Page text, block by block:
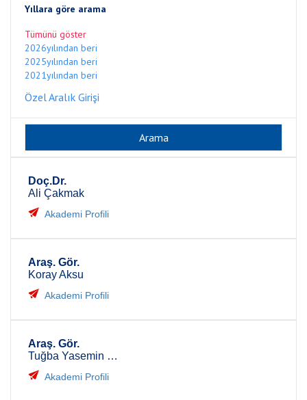
Yıllara göre arama
Tümünü göster
2026yılından beri
2025yılından beri
2021yılından beri
Özel Aralık Girişi
Doç.Dr.
Ali Çakmak
Akademi Profili
Araş. Gör.
Koray Aksu
Akademi Profili
Araş. Gör.
Tuğba Yasemin Karagöz
Akademi Profili